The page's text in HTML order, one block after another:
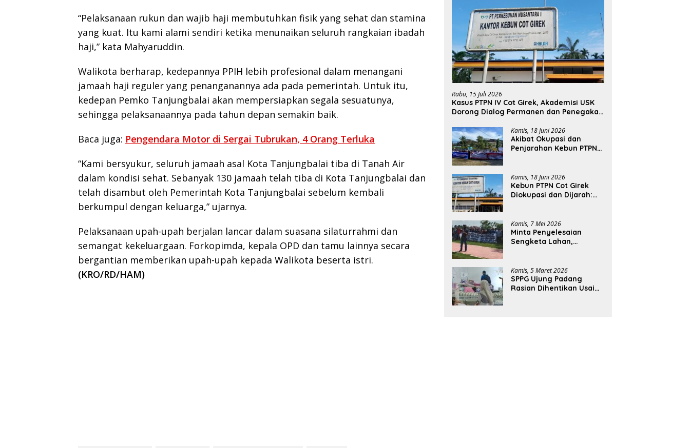
“Pelaksanaan rukun dan wajib haji membutuhkan fisik yang sehat dan stamina
yang kuat. Itu kami alami sendiri ketika menunaikan seluruh rangkaian ibadah
haji,” kata Mahyaruddin.
Walikota berharap, kedepannya PPIH lebih profesional dalam menangani
jamaah haji reguler yang penanganannya ada pada pemerintah. Untuk itu,
kedepan Pemko Tanjungbalai akan mempersiapkan segala sesuatunya,
sehingga pelaksanaannya pada tahun depan semakin baik.
Baca juga: Pengendara Motor di Sergai Tubrukan, 4 Orang Terluka
“Kami bersyukur, seluruh jamaah asal Kota Tanjungbalai tiba di Tanah Air
dalam kondisi sehat. Sebanyak 130 jamaah telah tiba di Kota Tanjungbalai dan
telah disambut oleh Pemerintah Kota Tanjungbalai sebelum kembali
berkumpul dengan keluarga,” ujarnya.
Pelaksanaan upah-upah berjalan lancar dalam suasana silaturrahmi dan
semangat kekeluargaan. Forkopimda, kepala OPD dan tamu lainnya secara
bergantian memberikan upah-upah kepada Walikota beserta istri.
(KRO/RD/HAM)
Rabu, 15 Juli 2026
Kasus PTPN IV Cot Girek, Akademisi USK
Dorong Dialog Permanen dan Penegakan
Kamis, 18 Juni 2026
Akibat Okupasi dan
Penjarahan Kebun PTPN
Terdampak
Kamis, 18 Juni 2026
Kebun PTPN Cot Girek
Diokupasi dan Dijarah:
Rupiah
Kamis, 7 Mei 2026
Minta Penyelesaian
Sengketa Lahan,
Aceh Utara
Kamis, 5 Maret 2026
SPPG Ujung Padang
Rasian Dihentikan Usai